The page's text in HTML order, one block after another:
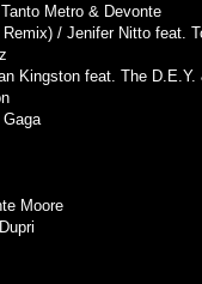
Metro & Devonte
/ Jenifer Nitto feat.
Kingston feat. The
Moore